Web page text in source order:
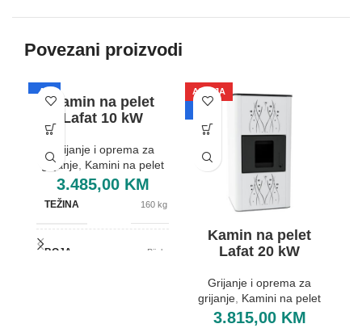
Povezani proizvodi
A+
Kamin na pelet
Lafat 10 kW
Grijanje i oprema za
grijanje Kamini na pelet
3.485,00 KM
TEŽINA 160 kg
BOJA Bijela
AKCIJA
Kamin na pelet
Lafat 20 kW
Grijanje i oprema za
grijanje Kamini na pelet
3.815,00 KM